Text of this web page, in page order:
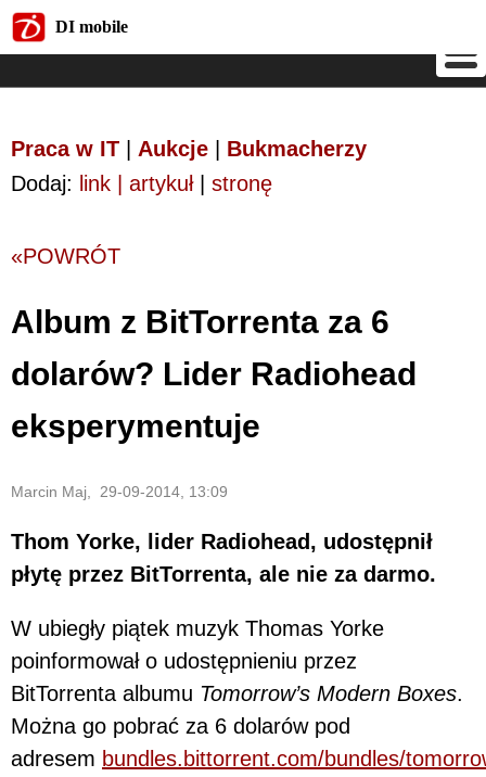
DI mobile
Praca w IT Aukcje
Bukmacherzy
Dodaj: link | artykuł| stronę
«POWRÓT
Album z BitTorrenta za 6
dolarów? Lider Radiohead
eksperymentuje
Marcin Maj, 29-09-2014, 13:09
Thom Yorke, lider Radiohead, udostępnił
płytę przez BitTorrenta, ale nie za darmo.
W ubiegły piątek muzyk Thomas Yorke
poinformował o udostępnieniu przez
BitTorrenta albumu Tomorrow’s Modern Boxes.
Można go pobrać za 6 dolarów pod
adresem bundles.bittorrent.com/bundles/
DI mobile